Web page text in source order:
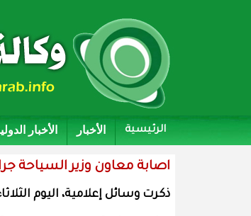
الرئيسية الأخبار الأخبار
اصابة معاون وزير السياحة
ذكرت وسائل إعلامية، اليوم